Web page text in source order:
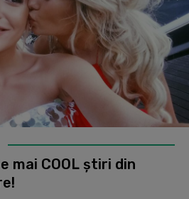
mai COOL știri din